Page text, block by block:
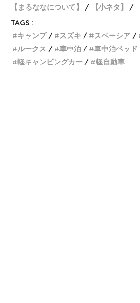
【まるななについて】 【小ネタ】
TAGS :
キャンプ
スズキ スペーシア
ルークス
車中泊 車中泊ベッド
軽キャンピングカー
軽自動車